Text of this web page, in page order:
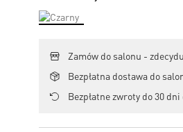
Zamów do salonu -
Bezpłatna dostawa do
Bezpłatne zwroty do 30